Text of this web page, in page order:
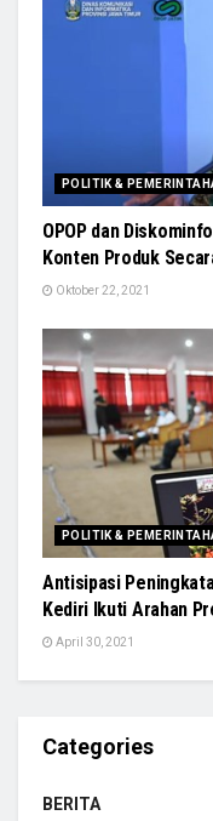
POLITIK &
OPOP dan
Konten Produk
Oktober 22, 2021
POLITIK &
Antisipasi
Kediri Ikuti Arahan
April 30, 2021
Categories
BERITA